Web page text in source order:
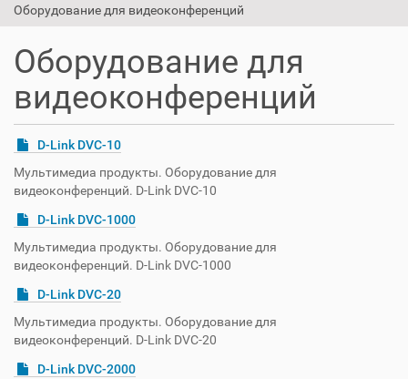
Оборудование для видеоконференций
Оборудование для
видеоконференций
D-Link DVC-10
Мультимедиа продукты. Оборудование для
видеоконференций. D-Link DVC-10
D-Link DVC-1000
Мультимедиа продукты. Оборудование для
видеоконференций. D-Link DVC-1000
D-Link DVC-20
Мультимедиа продукты. Оборудование для
видеоконференций. D-Link DVC-20
D-Link DVC-2000